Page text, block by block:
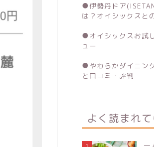
●伊勢丹ドア
は？オイシックスと
● オイシックスお試
ュー
● やわらかダイニン
と口コミ・評判
よく読まれ
一